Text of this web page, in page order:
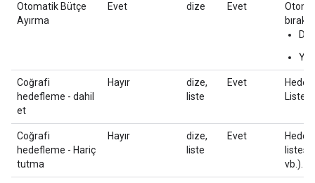
Otomatik Bütçe
Ayırma
Evet dize Evet
bırakır
Coğrafi
hedefleme - dahil
et
Hayır
dize,
liste
Evet
Liste
Coğrafi
hedefleme - Hariç
tutma
Hayır
dize,
liste
Evet
vb.).